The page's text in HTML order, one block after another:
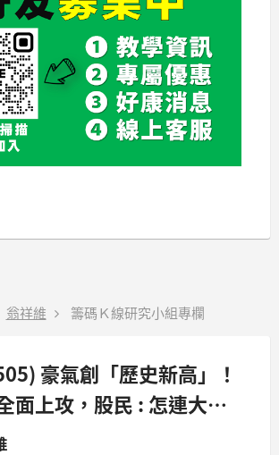
翁祥維 籌碼Ｋ線研究小組專欄
豪氣創「歷史新高」！
面上攻，股民 : 怎連大象
？